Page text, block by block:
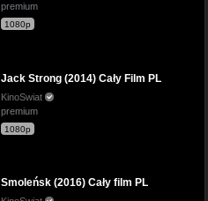
premium
1080p
Jack Strong (2014) Cały Film PL
KinoSwiat
premium
1080p
Smoleńsk (2016) Cały film PL